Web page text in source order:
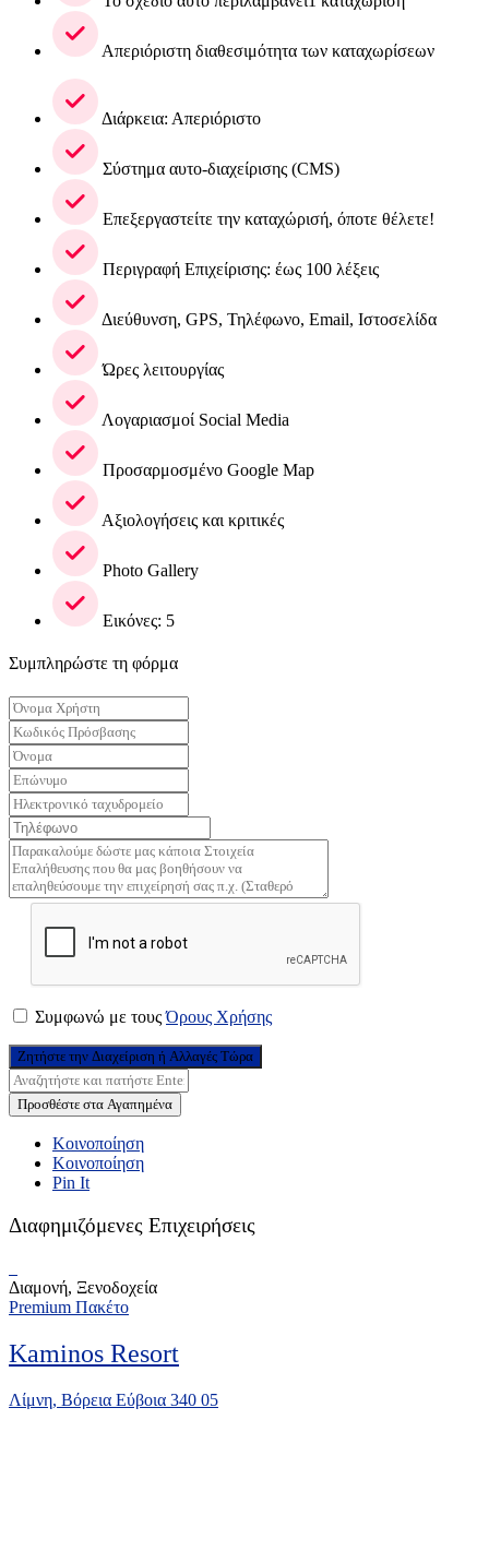
Απεριόριστη διαθεσιμότητα των καταχωρίσεων
Διάρκεια: Απεριόριστο
Σύστημα αυτο-διαχείρισης (CMS)
Επεξεργαστείτε την καταχώρισή, όποτε θέλετε!
Περιγραφή Επιχείρισης: έως 100 λέξεις
Διεύθυνση, GPS, Τηλέφωνο, Email, Ιστοσελίδα
Ώρες λειτουργίας
Λογαριασμοί Social Media
Προσαρμοσμένο Google Map
Αξιολογήσεις και κριτικές
Photo Gallery
Εικόνες: 5
Συμπληρώστε τη φόρμα
Συμφωνώ με τουςΌρους Χρήσης
Ζητήστε την Διαχείριση ή Αλλαγές Τώρα
Προσθέστε στα Αγαπημένα
Κοινοποίηση
Κοινοποίηση
Pin It
Διαφημιζόμενες Επιχειρήσεις
Διαμονή, Ξενοδοχεία
Premium Πακέτο
Kaminos Resort
Λίμνη, Βόρεια Εύβοια 340 05